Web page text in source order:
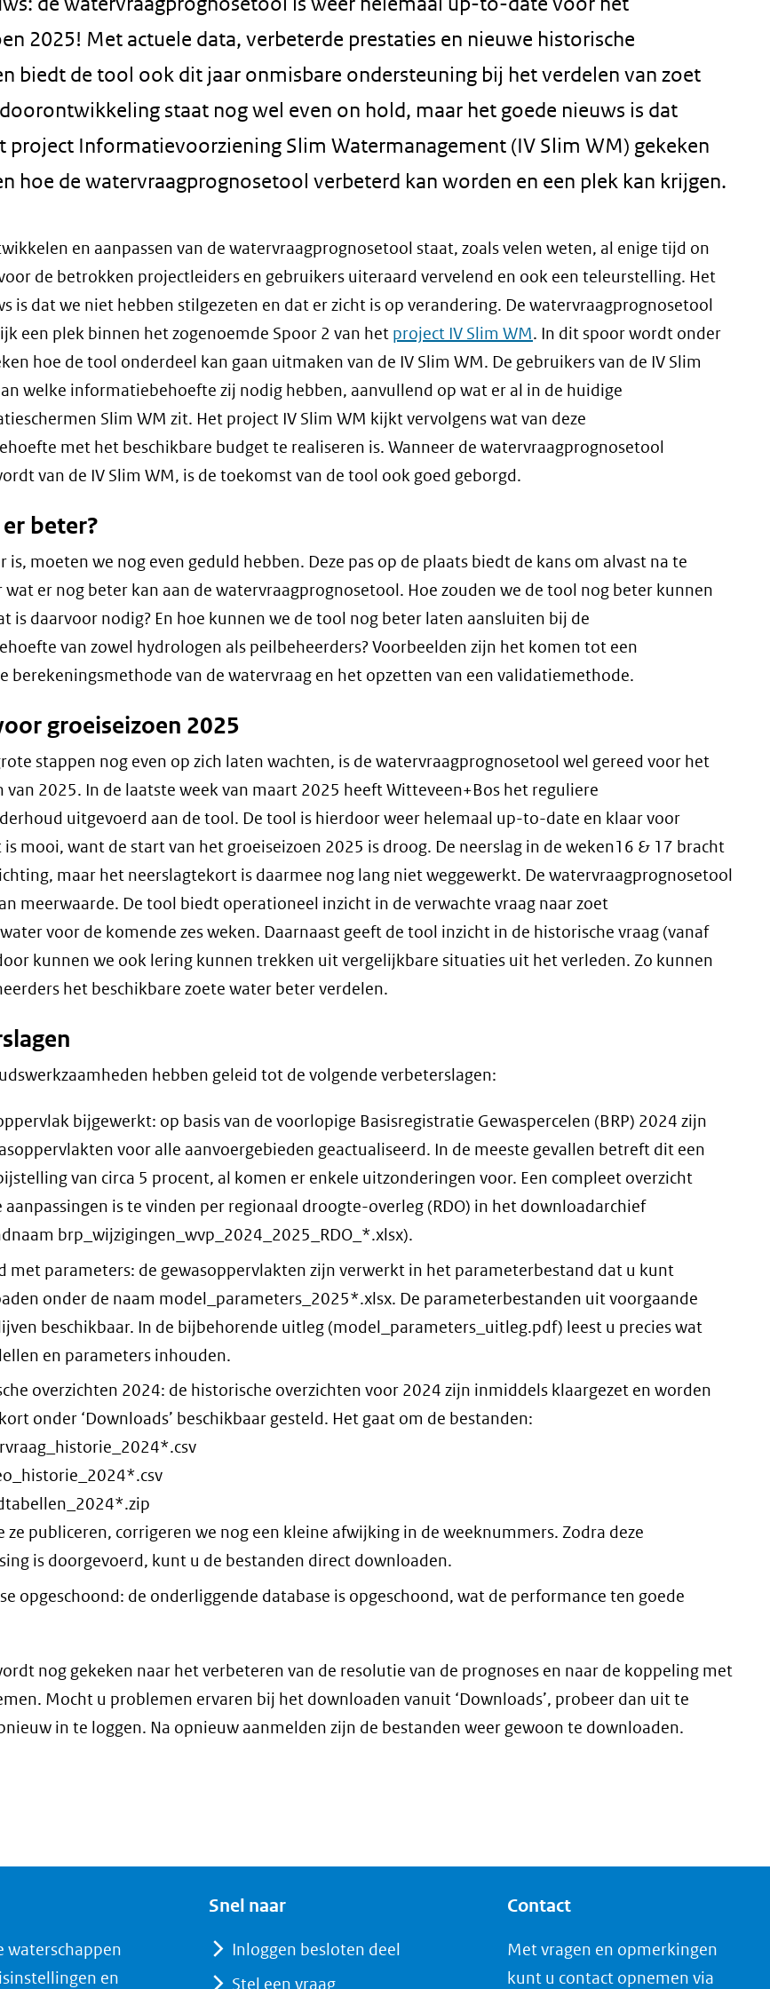
2025! Met actuele data, verbeterde prestaties en nieuwe historische
biedt de tool ook dit jaar onmisbare ondersteuning bij het verdelen van zoet
staat nog wel even on hold, maar het goede nieuws is dat
project Informatievoorziening Slim Watermanagement (IV Slim WM) gekeken
hoe de watervraagprognosetool verbeterd kan worden en een plek kan krijgen.
en aanpassen van de watervraagprognosetool staat, zoals velen weten, al enige tijd on
de betrokken projectleiders en gebruikers uiteraard vervelend en ook een teleurstelling. Het
is dat we niet hebben stilgezeten en dat er zicht is op verandering. De watervraagprognosetool
een plek binnen het zogenoemde Spoor 2 van het project IV Slim WM. In dit spoor wordt onder
hoe de tool onderdeel kan gaan uitmaken van de IV Slim WM. De gebruikers van de IV Slim
welke informatiebehoefte zij nodig hebben, aanvullend op wat er al in de huidige
Slim WM zit. Het project IV Slim WM kijkt vervolgens wat van deze
met het beschikbare budget te realiseren is. Wanneer de watervraagprognosetool
van de IV Slim WM, is de toekomst van de tool ook goed geborgd.
beter?
is, moeten we nog even geduld hebben. Deze pas op de plaats biedt de kans om alvast na te
wat er nog beter kan aan de watervraagprognosetool. Hoe zouden we de tool nog beter kunnen
is daarvoor nodig? En hoe kunnen we de tool nog beter laten aansluiten bij de
van zowel hydrologen als peilbeheerders? Voorbeelden zijn het komen tot een
berekeningsmethode van de watervraag en het opzetten van een validatiemethode.
groeiseizoen 2025
stappen nog even op zich laten wachten, is de watervraagprognosetool wel gereed voor het
van 2025. In de laatste week van maart 2025 heeft Witteveen+Bos het reguliere
uitgevoerd aan de tool. De tool is hierdoor weer helemaal up-to-date en klaar voor
mooi, want de start van het groeiseizoen 2025 is droog. De neerslag in de weken16 & 17 bracht
maar het neerslagtekort is daarmee nog lang niet weggewerkt. De watervraagprognosetool
meerwaarde. De tool biedt operationeel inzicht in de verwachte vraag naar zoet
voor de komende zes weken. Daarnaast geeft de tool inzicht in de historische vraag (vanaf
kunnen we ook lering kunnen trekken uit vergelijkbare situaties uit het verleden. Zo kunnen
het beschikbare zoete water beter verdelen.
hebben geleid tot de volgende verbeterslagen:
bijgewerkt: op basis van de voorlopige Basisregistratie Gewaspercelen (BRP) 2024 zijn
voor alle aanvoergebieden geactualiseerd. In de meeste gevallen betreft dit een
van circa 5 procent, al komen er enkele uitzonderingen voor. Een compleet overzicht
aanpassingen is te vinden per regionaal droogte-overleg (RDO) in het downloadarchief
brp_wijzigingen_wvp_2024_2025_RDO_*.xlsx).
met parameters: de gewasoppervlakten zijn verwerkt in het parameterbestand dat u kunt
onder de naam model_parameters_2025*.xlsx. De parameterbestanden uit voorgaande
beschikbaar. In de bijbehorende uitleg (model_parameters_uitleg.pdf) leest u precies wat
en parameters inhouden.
overzichten 2024: de historische overzichten voor 2024 zijn inmiddels klaargezet en worden
onder ‘Downloads’ beschikbaar gesteld. Het gaat om de bestanden:
ze publiceren, corrigeren we nog een kleine afwijking in de weeknummers. Zodra deze
is doorgevoerd, kunt u de bestanden direct downloaden.
opgeschoond: de onderliggende database is opgeschoond, wat de performance ten goede
nog gekeken naar het verbeteren van de resolutie van de prognoses en naar de koppeling met
Mocht u problemen ervaren bij het downloaden vanuit ‘Downloads’, probeer dan uit te
in te loggen. Na opnieuw aanmelden zijn de bestanden weer gewoon te downloaden.
waterschappen
en
Snel naar
Inloggen besloten deel
Stel een vraag
Contact
Met vragen en opmerkingen
kunt u contact opnemen via